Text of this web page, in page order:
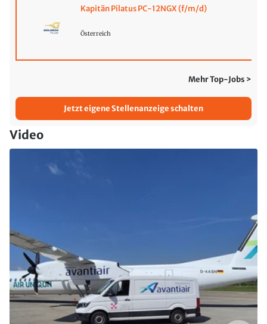
Kapitän Pilatus PC-12NGX (f/m/d)
Österreich
Mehr Top-Jobs >
Jetzt eigene Stellenanzeige schalten
Video